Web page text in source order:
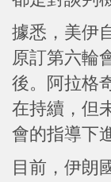
據悉，美伊
原訂第六輪
後。阿拉格
在持續，但
會的指導下
目前，伊朗